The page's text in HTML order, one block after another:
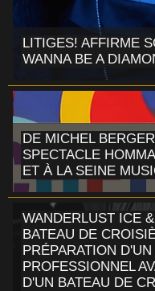
LITIGES! AFFIRME
WANNA BE A
DE MICHEL
SPECTACLE
ET À LA SEINE
WANDERLUST ICE
BATEAU DE
PRÉPARATION
PROFESSIONNEL
D'UN BATEAU DE